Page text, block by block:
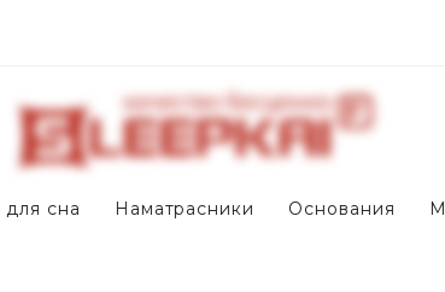
сна Наматрасники Основания